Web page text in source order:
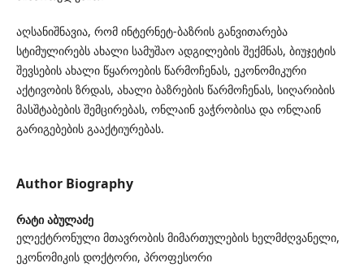
აღსანიშნავია, რომ ინტერნეტ-ბაზრის განვითარება
სტიმულირებს ახალი სამუშაო ადგილების შექმნას, ბიუჯეტის
შევსების ახალი წყაროების წარმოჩენას, ეკონომიკური
აქტივობის ზრდას, ახალი ბაზრების წარმოჩენას, სიღარიბის
მასშტაბების შემცირებას, ონლაინ ვაჭრობისა და ონლაინ
გარიგებების გააქტიურებას.
Author Biography
რატი აბულაძე
ელექტრონული მთავრობის მიმართულების ხელმძღვანელი,
ეკონომიკის დოქტორი, პროფესორი